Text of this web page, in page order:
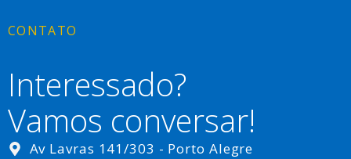
CONTATO
Interessado?
Vamos conversar!
Av Lavras 141/303 - Porto Alegre